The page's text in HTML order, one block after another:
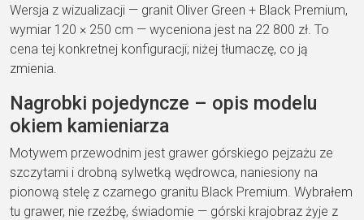
Wersja z wizualizacji — granit Oliver Green + Black Premium,
wymiar 120 × 250 cm — wyceniona jest na 22 800 zł. To
cena tej konkretnej konfiguracji; niżej tłumaczę, co ją
zmienia.
Nagrobki pojedyncze – opis modelu
okiem kamieniarza
Motywem przewodnim jest grawer górskiego pejzażu ze
szczytami i drobną sylwetką wędrowca, naniesiony na
pionową stelę z czarnego granitu Black Premium. Wybrałem
tu grawer, nie rzeźbę, świadomie — górski krajobraz żyje z